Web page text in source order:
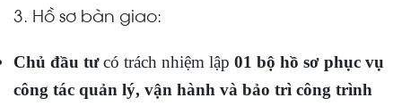
3. Hồ sơ bàn giao:
Chủ đầu tưcó trách nhiệm lập 01 bộ hồ sơ phục vụ
công tác quản lý, vận hành và bảo trì công trình